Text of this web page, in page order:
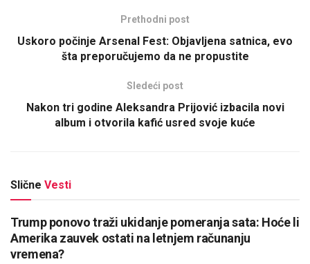
Prethodni post
Uskoro počinje Arsenal Fest: Objavljena satnica, evo
šta preporučujemo da ne propustite
Sledeći post
Nakon tri godine Aleksandra Prijović izbacila novi
album i otvorila kafić usred svoje kuće
Slične Vesti
Trump ponovo traži ukidanje pomeranja sata: Hoće li
Amerika zauvek ostati na letnjem računanju
vremena?